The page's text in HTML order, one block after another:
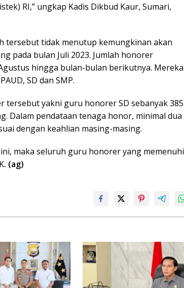
RI,” ungkap Kadis Dikbud Kaur, Sumari,
tersebut tidak menutup kemungkinan akan
pada bulan Juli 2023. Jumlah honorer
hingga bulan-bulan berikutnya. Mereka
SD dan SMP.
tersebut yakni guru honorer SD sebanyak 385
Dalam pendataan tenaga honor, minimal dua
dengan keahlian masing-masing.
maka seluruh guru honorer yang memenuhi
. (ag)